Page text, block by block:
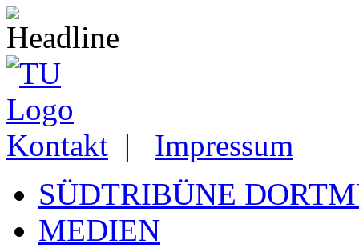
Kontakt | Impressum
SÜDTRIBÜNE
MEDIEN